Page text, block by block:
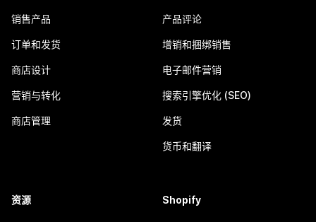
销售产品
订单和发货
商店设计
营销与转化
商店管理
产品评论
增销和捆绑销售
电子邮件营销
搜索引擎优化 (SEO)
发货
货币和翻译
资源 Shopify